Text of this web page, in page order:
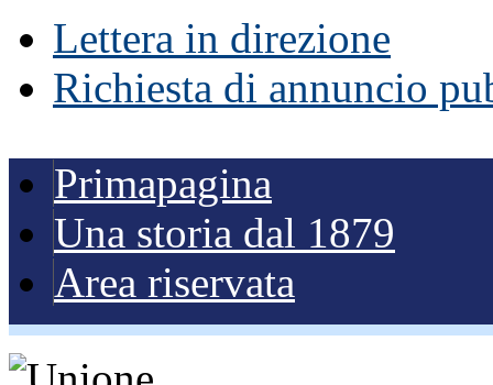
Lettera in direzione
Richiesta di annuncio
Primapagina
Una storia dal 1879
Area riservata